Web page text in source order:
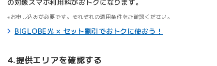
の対象スマホ利用料がおトクになります。
お申し込みが必要です。それぞれの適用条件をご確認ください。
BIGLOBE光 × セット割引でおトクに使おう！
4.提供エリアを確認する